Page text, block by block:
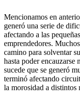
Mencionamos en
generó una serie de
afectando a las
emprendedores.
camino para solventar
hasta poder encauzarse
sucede que se generó
terminó afectando
la morosidad a distintos